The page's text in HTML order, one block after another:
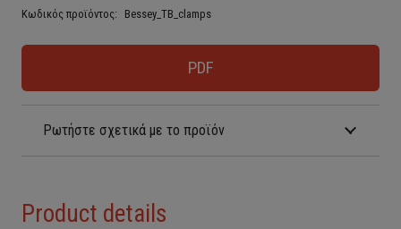
Κωδικός προϊόντος: Bessey_TB_clamps
PDF
Ρωτήστε σχετικά με το προϊόν
Product details